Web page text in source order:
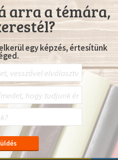
arra a témára,
egy képzés, értesítünk